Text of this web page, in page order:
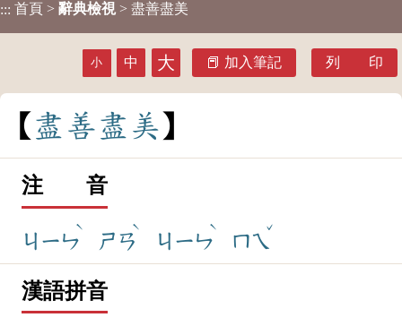
::: 首頁 > 辭典檢視 > 盡善盡美
小 中 大 加入筆記 列 印
盡 善盡 美
注 音
ㄐㄧㄣ
ˋ
ㄕㄢ
ˋ
ㄐㄧㄣ
ˋ
ㄇㄟ
ˇ
漢語拼音